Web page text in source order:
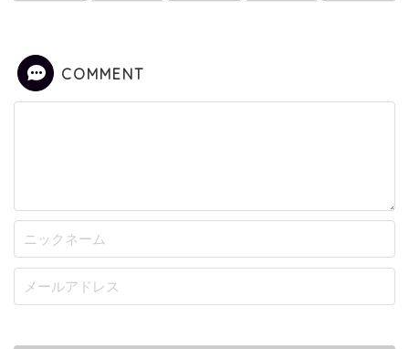
COMMENT